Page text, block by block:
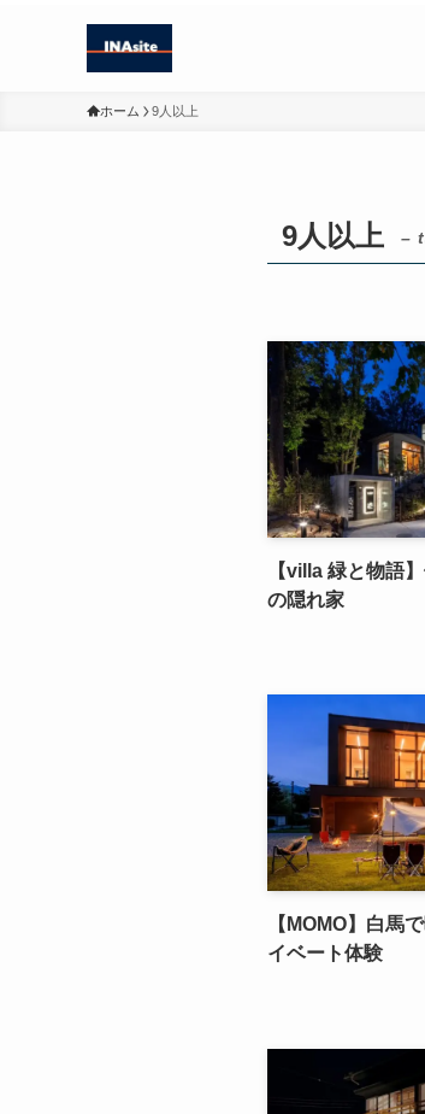
ホーム 9人以上
9人以上 –
【villa 緑と物語
の隠れ家
【MOMO】白馬
イベート体験